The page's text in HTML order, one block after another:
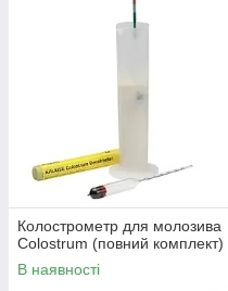
Колострометр для молозива
Colostrum (повний комплект)
В наявності